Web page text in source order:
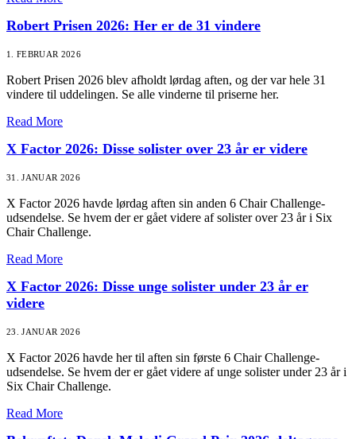
Robert Prisen 2026: Her er de 31 vindere
1. FEBRUAR 2026
Robert Prisen 2026 blev afholdt lørdag aften, og der var hele 31
vindere til uddelingen. Se alle vinderne til priserne her.
Read More
X Factor 2026: Disse solister over 23 år er videre
31. JANUAR 2026
X Factor 2026 havde lørdag aften sin anden 6 Chair Challenge-
udsendelse. Se hvem der er gået videre af solister over 23 år i Six
Chair Challenge.
Read More
X Factor 2026: Disse unge solister under 23 år er
videre
23. JANUAR 2026
X Factor 2026 havde her til aften sin første 6 Chair Challenge-
udsendelse. Se hvem der er gået videre af unge solister under 23 år i
Six Chair Challenge.
Read More